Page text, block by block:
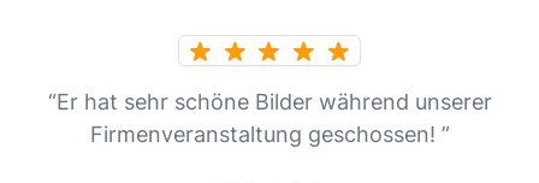
“Er hat sehr schöne Bilder während unserer
Firmenveranstaltung geschossen! ”